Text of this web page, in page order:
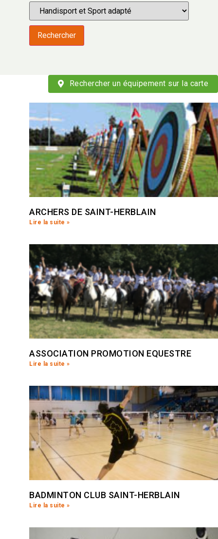
Rechercher
Rechercher un équipement sur la carte
ARCHERS DE SAINT-HERBLAIN
Lire la suite »
ASSOCIATION PROMOTION EQUESTRE
Lire la suite »
BADMINTON CLUB SAINT-HERBLAIN
Lire la suite »